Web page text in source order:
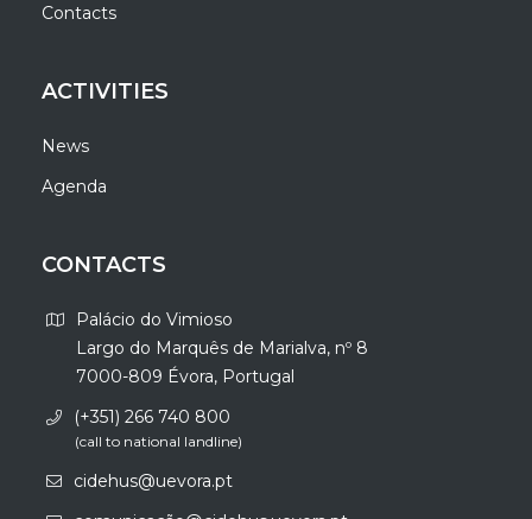
Contacts
ACTIVITIES
News
Agenda
CONTACTS
Palácio do Vimioso
Largo do Marquês de Marialva, nº 8
7000-809 Évora, Portugal
(+351) 266 740 800
(call to national landline)
cidehus@uevora.pt